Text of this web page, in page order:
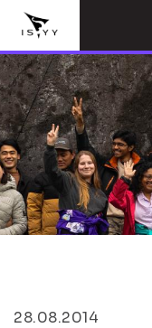
28.08.2014